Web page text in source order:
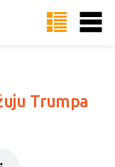
Trumpa